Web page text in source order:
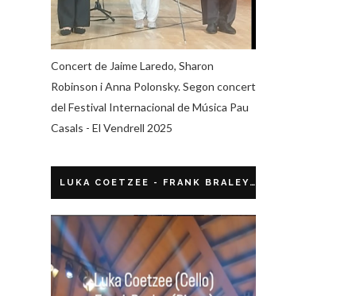
Concert de Jaime Laredo, Sharon
Robinson i Anna Polonsky. Segon concert
del Festival Internacional de Música Pau
Casals - El Vendrell 2025
LUKA COETZEE - FRANK BRALEY